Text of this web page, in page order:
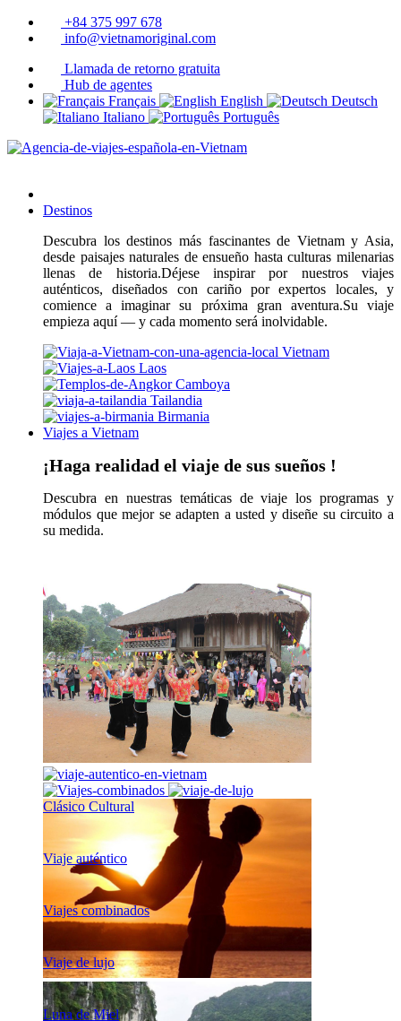
+84 375 997 678
info@vietnamoriginal.com
Llamada de retorno gratuita
Hub de agentes
Français
English
Deutsch
Italiano
Português
Destinos
Descubra los destinos más fascinantes de Vietnam y Asia,
desde paisajes naturales de ensueño hasta culturas milenarias
llenas de historia.Déjese inspirar por nuestros viajes
auténticos, diseñados con cariño por expertos locales, y
comience a imaginar su próxima gran aventura.Su viaje
empieza aquí — y cada momento será inolvidable.
Vietnam
Laos
Camboya
Tailandia
Birmania
Viajes a Vietnam
¡Haga realidad el viaje de sus sueños !
Descubra en nuestras temáticas de viaje los programas y
módulos que mejor se adapten a usted y diseñe su circuito a
su medida.
Clásico Cultural
Viaje auténtico
Viajes combinados
Viaje de lujo
Luna de Miel